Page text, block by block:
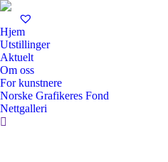
Hjem
Utstillinger
Aktuelt
Om oss
For kunstnere
Norske Grafikeres Fond
Nettgalleri
Search: